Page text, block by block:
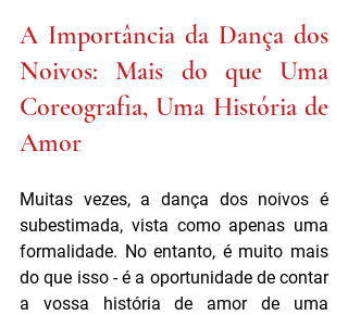
A Importância da Dança dos
Noivos: Mais do que Uma
Coreografia, Uma História de
Amor
Muitas vezes, a dança dos noivos é
subestimada, vista como apenas uma
formalidade. No entanto, é muito mais
do que isso - é a oportunidade de contar
a vossa história de amor de uma